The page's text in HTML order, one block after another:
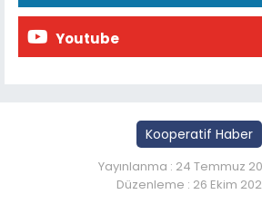
Youtube
Kooperatif Haber
Yayınlanma : 24 Temmuz
Düzenleme : 26 Ekim